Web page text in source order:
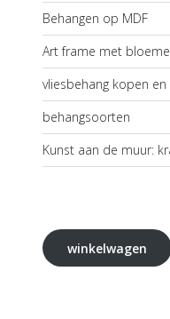
Behangen op MDF
Art frame met
vliesbehang kopen
behangsoorten
Kunst aan de muur:
winkelwagen